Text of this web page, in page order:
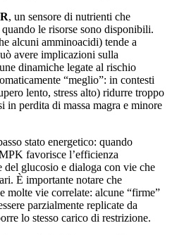
, un sensore di nutrienti che
le risorse sono disponibili.
alcuni amminoacidi) tende a
avere implicazioni sulla
dinamiche legate al rischio
“meglio”: in contesti
lento, stress alto) ridurre troppo
in perdita di massa magra e minore
stato energetico: quando
favorisce l’efficienza
glucosio e dialoga con vie che
È importante notare che
molte vie correlate: alcune “firme”
parzialmente replicate da
lo stesso carico di restrizione.